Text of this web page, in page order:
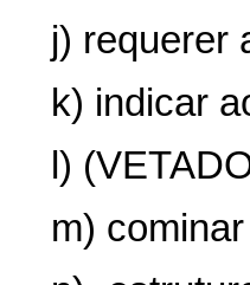
j) requerer
k) indicar
l)
m)